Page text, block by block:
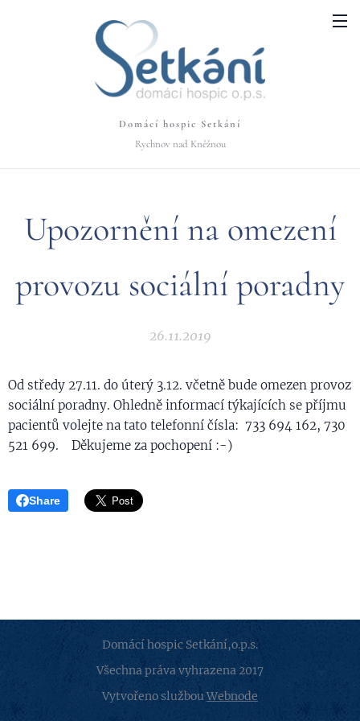
Domácí hospic Setkání
Rychnov nad Kněžnou
Upozornění na omezení
provozu sociální poradny
26.11.2019
Od středy 27.11. do úterý 3.12. včetně bude omezen provoz
sociální poradny. Ohledně informací týkajících se příjmu
pacientů volejte na tato telefonní čísla: 733 694 162, 730
521 699. Děkujeme za pochopení :-)
Share
Domácí hospic Setkání,o.p.s.
Všechna práva vyhrazena 2017
Vytvořeno službouWebnode